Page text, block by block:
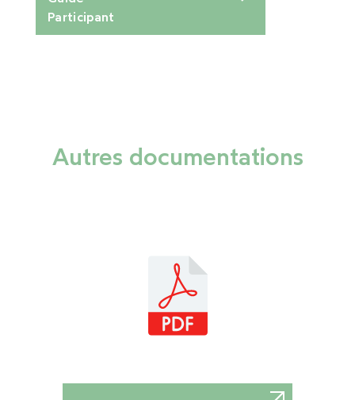
Participant
Autres documentations